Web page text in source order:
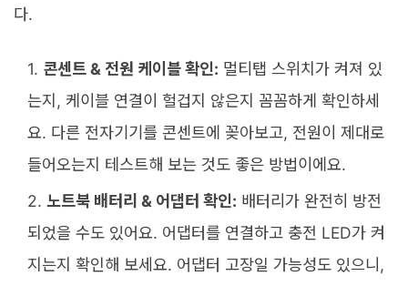
다.
콘센트 & 전원 케이블 확인: 멀티탭 스위치가 켜져 있
는지, 케이블 연결이 헐겁지 않은지 꼼꼼하게 확인하세
요. 다른 전자기기를 콘센트에 꽂아보고, 전원이 제대로
들어오는지 테스트해 보는 것도 좋은 방법이에요.
노트북 배터리 & 어댑터 확인: 배터리가 완전히 방전
되었을 수도 있어요. 어댑터를 연결하고 충전 LED가 켜
지는지 확인해 보세요. 어댑터 고장일 가능성도 있으니,